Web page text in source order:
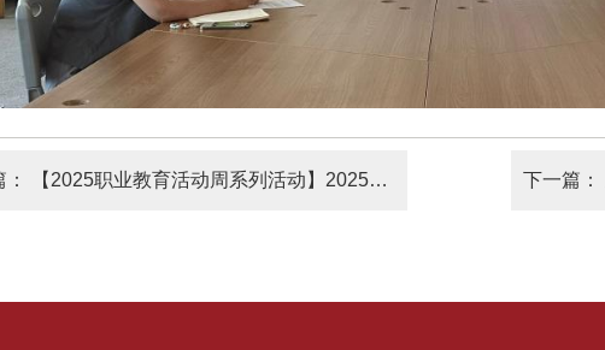
： 【2025职业教育活动周系列活动】2025年八师石河子市职业教育活动周在我校开幕 下一篇：